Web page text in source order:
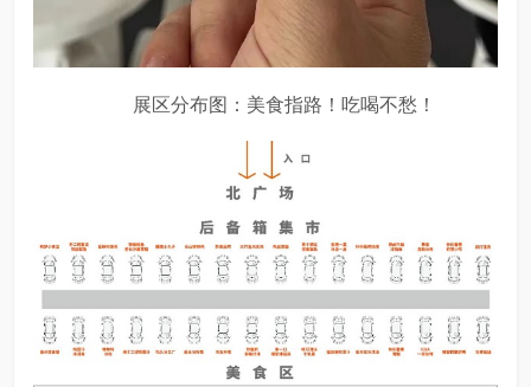
展区分布图：美食指路！吃喝不愁！